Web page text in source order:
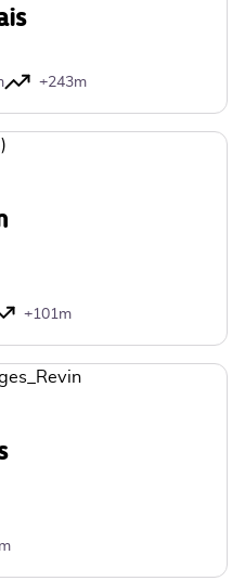
+243m
GASTINEAU
+101m
©SaintNazaireAgglo